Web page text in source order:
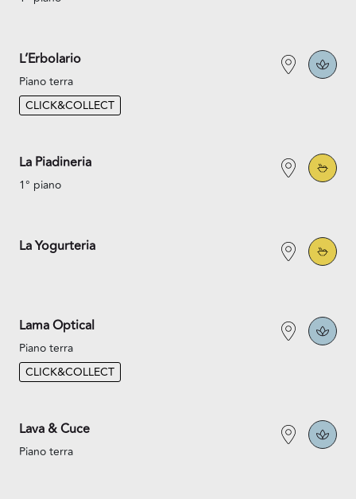
L’Erbolario
Piano terra
CLICK&COLLECT
La Piadineria
1° piano
La Yogurteria
Lama Optical
Piano terra
CLICK&COLLECT
Lava & Cuce
Piano terra